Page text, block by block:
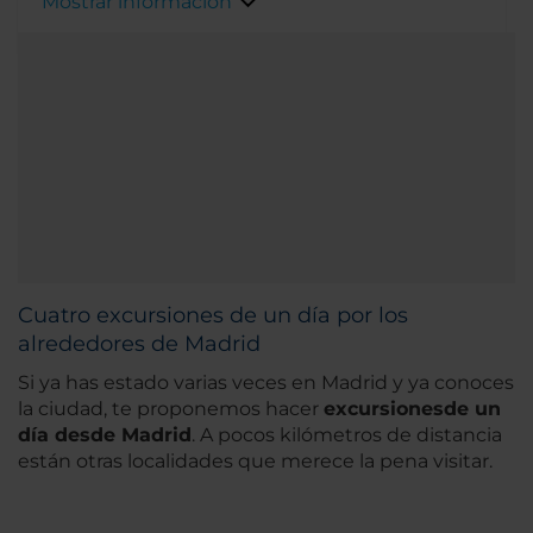
El elegante edificio de los años 50 de nuestro
Cuatro excursiones de un día por los
alrededores de Madrid
Si ya has estado varias veces en Madrid y ya conoces
la ciudad, te proponemos hacer excursionesde un
día desde Madrid. A pocos kilómetros de distancia
están otras localidades que merece la pena visitar.